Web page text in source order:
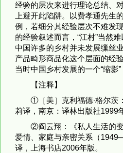
经验的层次来进行理论总结、
上避开此陷阱。以费孝通先生
例，若细分其经验层次不难发
的经验叙述而言，“江村”当然
中国许多的乡村并未发展缫丝
产品畸形商品化这个层面的经
当时中国乡村发展的一个“缩影
【注释】
①［美］克利福德·格尔茨
莉译，南京：译林出版社1999
②阎云翔：《私人生活的
爱情、家庭与亲密关系（
译，上海书店2006年版。